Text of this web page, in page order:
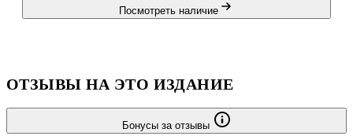
Посмотреть наличие
ОТЗЫВЫ НА ЭТО ИЗДАНИЕ
Бонусы за отзывы